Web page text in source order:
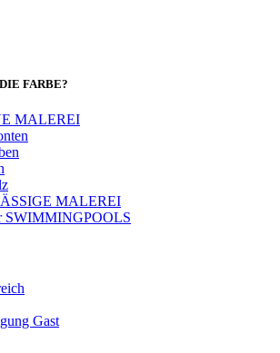
FARBE?
MALEREI
MALEREI
Gast